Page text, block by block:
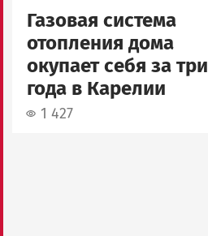
Газовая система
отопления дома
окупает себя за три
года в Карелии
1 427